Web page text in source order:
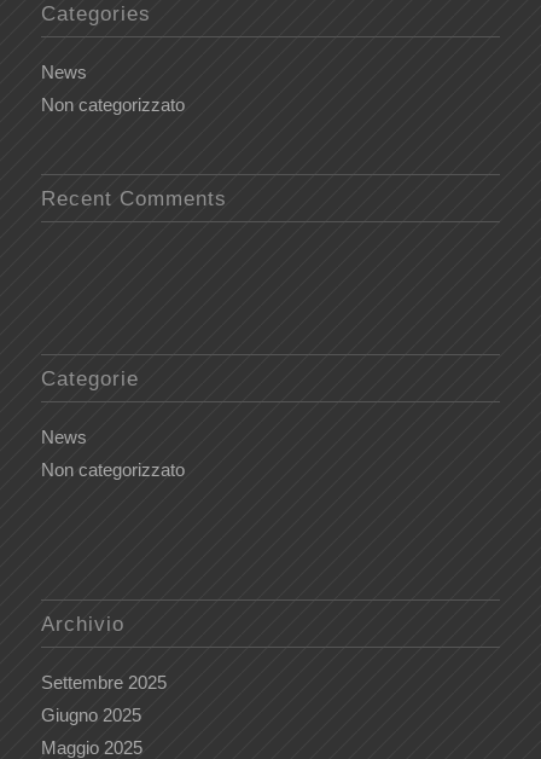
Categories
News
Non categorizzato
Recent Comments
Categorie
News
Non categorizzato
Archivio
Settembre 2025
Giugno 2025
Maggio 2025